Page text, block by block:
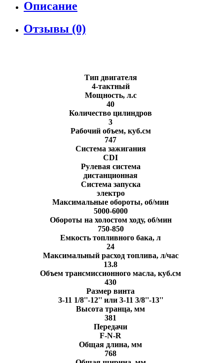
Описание
Отзывы (0)
Тип двигателя
4-тактный
Мощность, л.с
40
Количество цилиндров
3
Рабочий объем, куб.см
747
Система зажигания
CDI
Рулевая система
дистанционная
Система запуска
электро
Максимальные обороты, об/мин
5000-6000
Обороты на холостом ходу, об/мин
750-850
Емкость топливного бака, л
24
Максимальный расход топлива, л/час
13.8
Объем трансмиссионного масла, куб.см
430
Размер винта
3-11 1/8''-12'' или 3-11 3/8''-13''
Высота транца, мм
381
Передачи
F-N-R
Общая длина, мм
768